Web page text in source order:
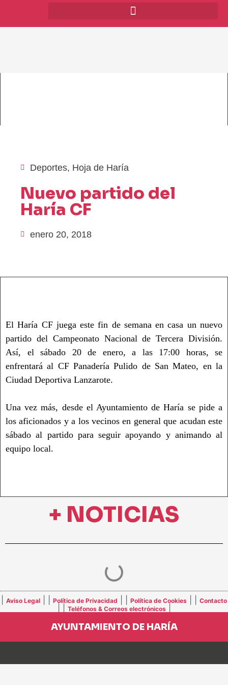
Deportes, Hoja de Haría
Nuevo partido del
Haría CF
enero 20, 2018
El Haría CF juega este fin de semana en casa un nuevo
partido del Campeonato Nacional de Tercera División.
Así, el sábado 20 de enero, a las 17:00 horas, se
enfrentará al CF Panadería Pulido de San Mateo, en la
Ciudad Deportiva Lanzarote.
Una vez más, desde el Ayuntamiento de Haría se pide a
los aficionados y a los vecinos en general que acudan este
sábado al partido para seguir apoyando y animando al
equipo local.
+ NOTICIAS
Aviso Legal Política de Privacidad Política de Cookies Contacto
Teléfonos & Correos electrónicos|
AYUNTAMIENTO DE HARÍA